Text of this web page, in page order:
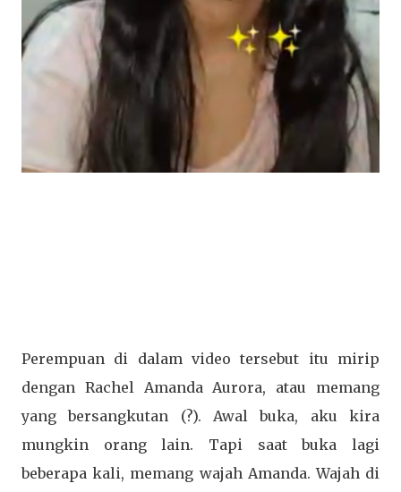
Perempuan di dalam video tersebut itu mirip
dengan Rachel Amanda Aurora, atau memang
yang bersangkutan (?). Awal buka, aku kira
mungkin orang lain. Tapi saat buka lagi
beberapa kali, memang wajah Amanda. Wajah di